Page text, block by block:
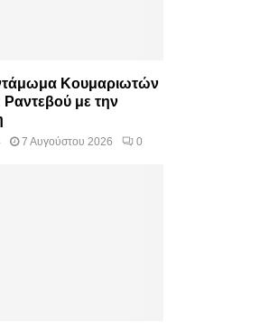
Κουμαριωτών
Ραντεβού με την
7 Αυγούστου 2026 0